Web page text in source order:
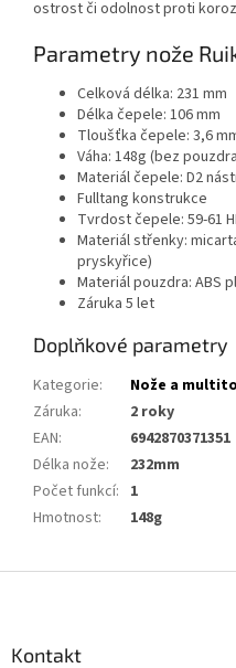
ostrost či odolnost proti
Parametry nože
Celková délka: 231 mm
Délka čepele: 106 mm
Tloušťka čepele: 3,6
Váha: 148g (bez
Materiál čepele: D2
Fulltang konstrukce
Tvrdost čepele: 59-61
Materiál střenky:
pryskyřice)
Materiál pouzdra: ABS
Záruka 5 let
Doplňkové parametry
Kategorie:
Nože a
Záruka:
2 roky
EAN:
6942870371351
Délka nože:
232mm
Počet funkcí: 1
Hmotnost: 148g
Kontakt